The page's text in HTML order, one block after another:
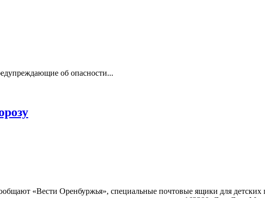
об опасности...
«Вести Оренбуржья», специальные почтовые ящики для